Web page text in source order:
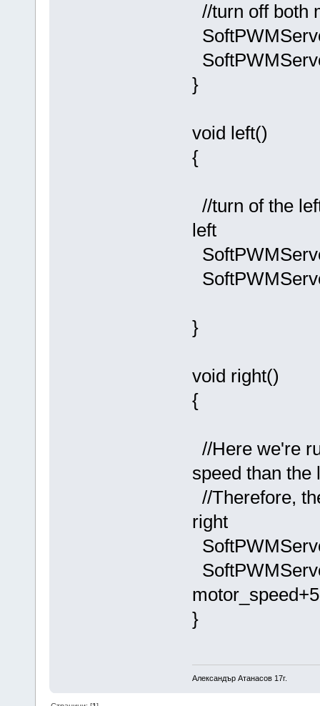
//turn off both
}
void left()
{
//turn of the
left
}
void
{
//Here we're
speed than the
//Therefore,
right
}
Александър Aтанасов 17г.